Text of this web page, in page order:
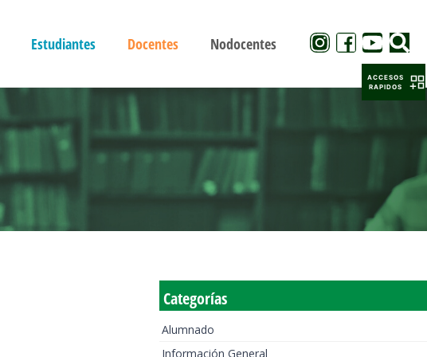
Estudiantes Docentes Nodocentes
Categorías
Alumnado
Información General
ACCESOS
RAPIDOS